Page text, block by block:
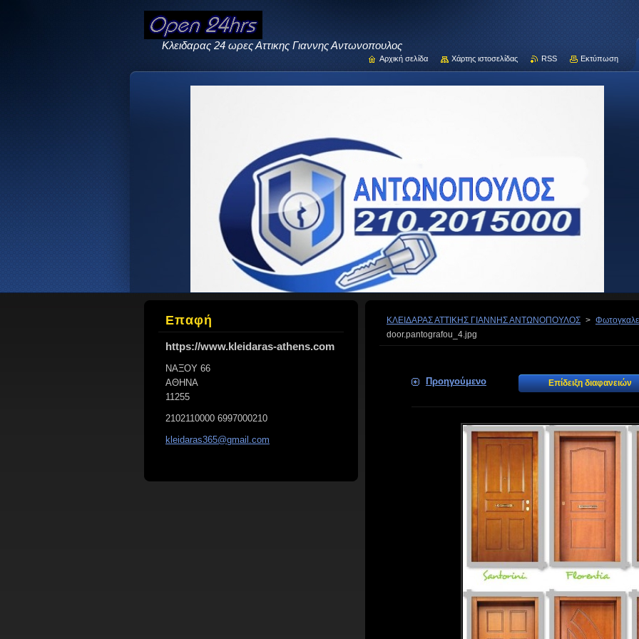
Κλειδαρας 24 ωρες Αττικης Γιαννης Αντωνοπουλος
ΚΛΕΙΔΑΡΑΣ ΑΤΤΙΚΗΣ ΓΙΑΝΝΗΣ ΑΝΤΩΝΟΠΟΥΛΟΣ >
door.pantografou_4.jpg
Προηγούμενο Επίδειξη διαφανειών
Επαφή
https://www.kleidaras-athens.com
ΝΑΞΟΥ 66
ΑΘΗΝΑ
11255
2102110000 6997000210
kleidaras365@gmail.com
Αρχική σελίδα Χάρτης ιστοσελίδας RSS Εκτύπωση